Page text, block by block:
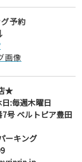
予約
★
:毎週木曜日
号 ベルトピア豊田
ーキング